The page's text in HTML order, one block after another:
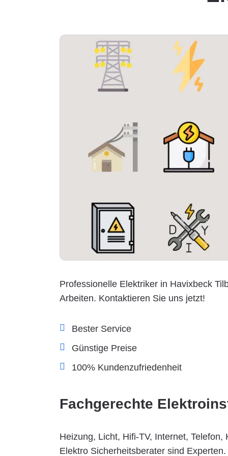
Professionelle Elektriker in Havixbeck
Arbeiten. Kontaktieren Sie uns jetzt!
Bester Service
Günstige Preise
100% Kundenzufriedenheit
Fachgerechte
Heizung, Licht, Hifi-TV, Internet,
Elektro Sicherheitsberater sind